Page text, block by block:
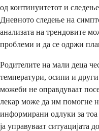
од континуитетот и
Дневното следење на
анализата на трендовите
проблеми и да се одржи
Родителите на мали деца
температури, осипи и
можеби не оправдуваат
лекар може да им помогне
информирани одлуки за
ја управуваат ситуацијата